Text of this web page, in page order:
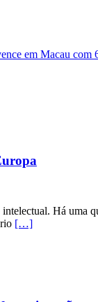
em Macau com
Há uma
[…]